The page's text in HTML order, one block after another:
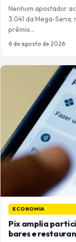
Nenhum apostador
3.041 da Mega-
prêmio…
6 de agosto de 2026
ECONOMIA
Pix amplia
bares e